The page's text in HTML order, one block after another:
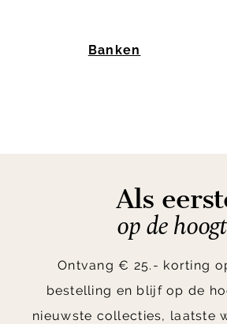
Banken
Als
op de
Ontvang € 25.- korting
bestelling en blijf op de
nieuwste collecties, laatste